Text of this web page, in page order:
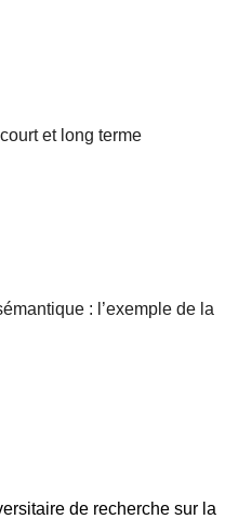
et long terme
: l’exemple de la
de recherche sur la